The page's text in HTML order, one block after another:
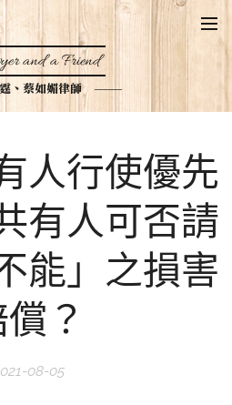
and a Friend
、蔡如媚律師
人行使優先
有人可否請
能」之損害
？
08-05